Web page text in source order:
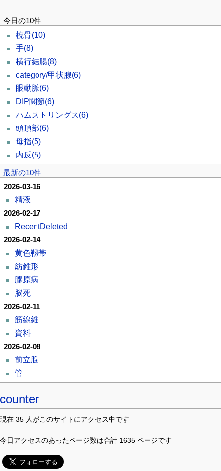
今日の10件
橈骨(10)
手(8)
横行結腸(8)
category/甲状腺(6)
眼動脈(6)
DIP関節(6)
ハムストリングス(6)
頭頂部(6)
母指(5)
内反 (5)
最新の10件
2026-03-16
精液
2026-02-17
RecentDeleted
2026-02-14
黄色靱帯
紡錐形
膠原病
脳死
2026-02-11
筋線維
資料
2026-02-08
前立腺
管
counter
現在 35 人がこのサイトにアクセス中です
今日アクセスのあったページ数は合計 1635 ページです